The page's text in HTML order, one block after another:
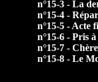
n°15-3 - La
n°15-4 -
n°15-5 - Acte
n°15-6 - Pris
n°15-7 -
n°15-8 - Le